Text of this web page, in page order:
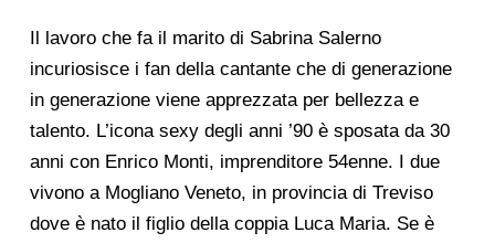
Il lavoro che fa il marito di Sabrina Salerno
incuriosisce i fan della cantante che di generazione
in generazione viene apprezzata per bellezza e
talento. L’icona sexy degli anni ’90 è sposata da 30
anni con Enrico Monti, imprenditore 54enne. I due
vivono a Mogliano Veneto, in provincia di Treviso
dove è nato il figlio della coppia Luca Maria. Se è